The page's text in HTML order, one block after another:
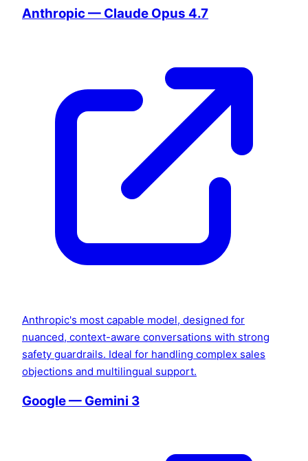
Anthropic — Claude Opus 4.7
Anthropic's most capable model, designed for
nuanced, context-aware conversations with strong
safety guardrails. Ideal for handling complex sales
objections and multilingual support.
Google — Gemini 3